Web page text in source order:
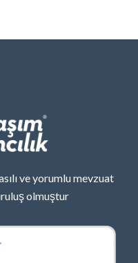
ve yorumlu mevzuat
olmuştur